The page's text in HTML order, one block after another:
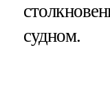
судном.